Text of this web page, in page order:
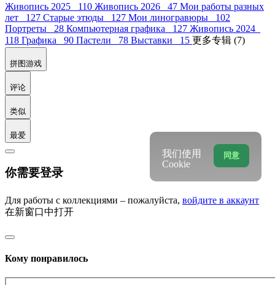
Живопись 2025 110 Живопись 2026 47 Мои работы разных
лет 127 Старые этюды 127 Мои линогравюры 102
Портреты 28 Компьютерная графика 127 Живопись 2024
118 Графика 90 Пастели 78 Выставки 15 更多专辑 (7)
拼图游戏
评论
类似
最爱
你需要登录
Для работы с коллекциями – пожалуйста, войдите в аккаунт
在新窗口中打开
Кому понравилось
同意
我们使用
Cookie